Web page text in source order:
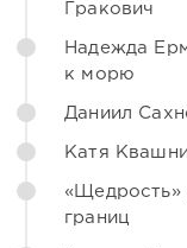
Гракович
Надежда
к морю
Даниил
Катя
«Щедрость»
границ